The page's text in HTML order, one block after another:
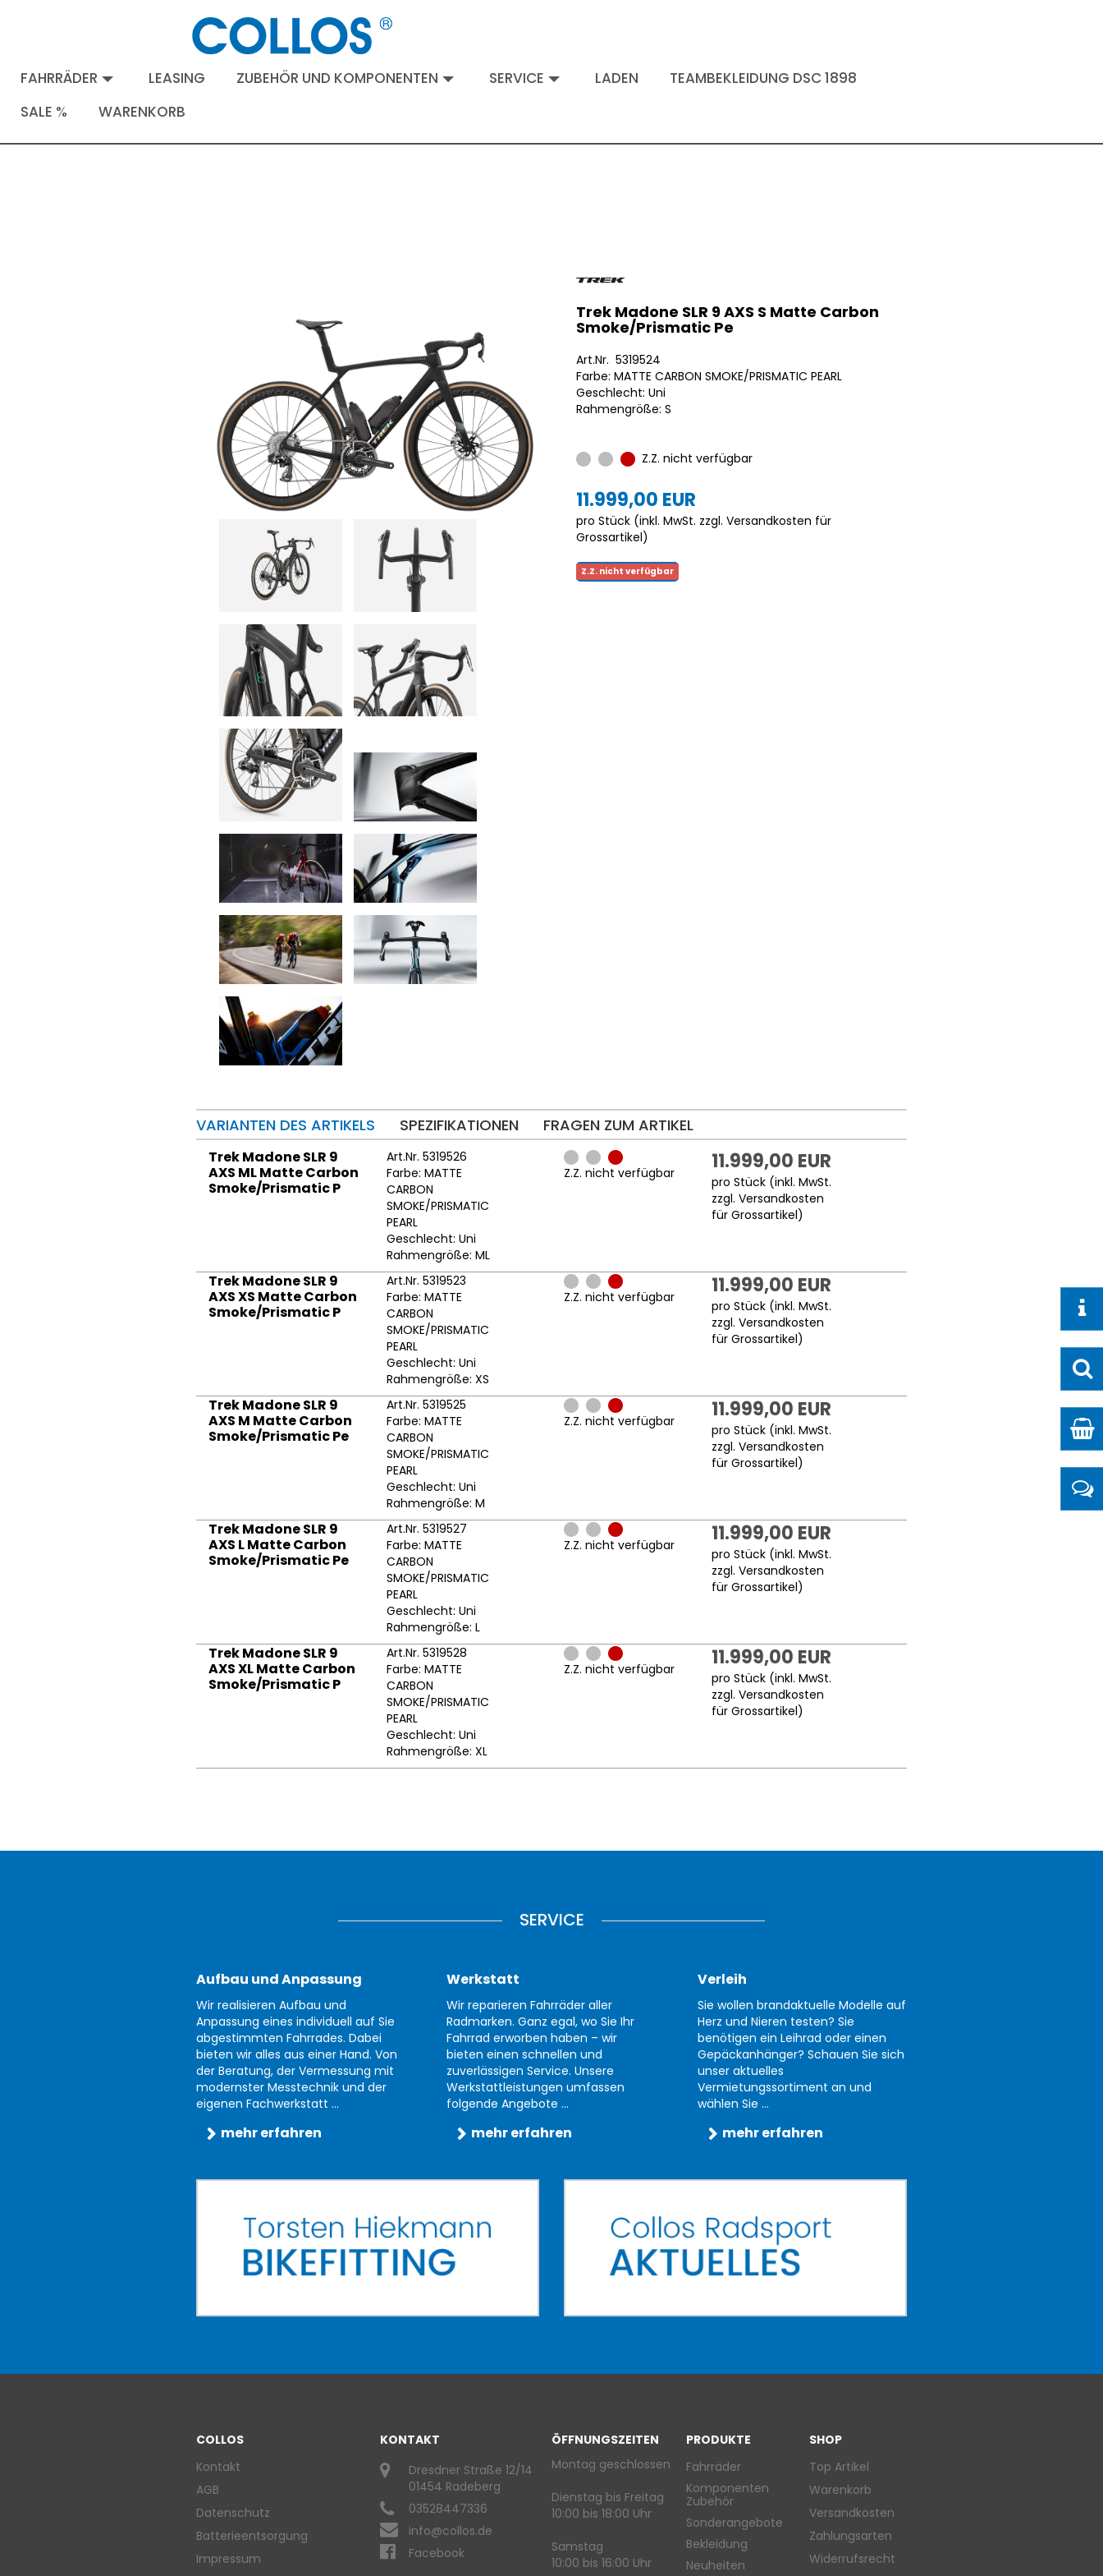
FAHRRÄDER LEASING ZUBEHÖR UND KOMPONENTEN SERVICE LADEN
TEAMBEKLEIDUNG DSC 1898
SALE %
WARENKORB
Trek Madone SLR 9 AXS S Matte Carbon
Smoke/Prismatic Pe
Art.Nr. 5319524
Farbe: MATTE CARBON SMOKE/PRISMATIC PEARL
Geschlecht: Uni
Rahmengröße: S
Z.Z. nicht verfügbar
11.999,00 EUR
pro Stück (inkl. MwSt. zzgl. Versandkosten für
Grossartikel)
Z.Z. nicht verfügbar
VARIANTEN DES ARTIKELS SPEZIFIKATIONEN FRAGEN ZUM ARTIKEL
Trek Madone SLR 9
AXS ML Matte Carbon
Smoke/Prismatic P
Art.Nr. 5319526
Farbe: MATTE
CARBON
SMOKE/PRISMATIC
PEARL
Geschlecht: Uni
Rahmengröße: ML
Z.Z. nicht verfügbar 11.999,00 EUR
pro Stück (inkl. MwSt.
zzgl.Versandkosten
für Grossartikel)
Trek Madone SLR 9
AXS XS Matte Carbon
Smoke/Prismatic P
Art.Nr. 5319523
Farbe: MATTE
CARBON
SMOKE/PRISMATIC
PEARL
Geschlecht: Uni
Rahmengröße: XS
Z.Z. nicht verfügbar 11.999,00 EUR
pro Stück (inkl. MwSt.
zzgl.Versandkosten
für Grossartikel)
Trek Madone SLR 9
AXS M Matte Carbon
Smoke/Prismatic Pe
Art.Nr. 5319525
Farbe: MATTE
CARBON
SMOKE/PRISMATIC
PEARL
Geschlecht: Uni
Rahmengröße: M
Z.Z. nicht verfügbar 11.999,00 EUR
pro Stück (inkl. MwSt.
zzgl.Versandkosten
für Grossartikel)
Trek Madone SLR 9
AXS L Matte Carbon
Smoke/Prismatic Pe
Art.Nr. 5319527
Farbe: MATTE
CARBON
SMOKE/PRISMATIC
PEARL
Geschlecht: Uni
Rahmengröße: L
Z.Z. nicht verfügbar 11.999,00 EUR
pro Stück (inkl. MwSt.
zzgl.Versandkosten
für Grossartikel)
Trek Madone SLR 9
AXS XL Matte Carbon
Smoke/Prismatic P
Art.Nr. 5319528
Farbe: MATTE
CARBON
SMOKE/PRISMATIC
PEARL
Geschlecht: Uni
Rahmengröße: XL
Z.Z. nicht verfügbar 11.999,00 EUR
pro Stück (inkl. MwSt.
zzgl.Versandkosten
für Grossartikel)
SERVICE
Aufbau und Anpassung
Wir realisieren Aufbau und
Anpassung eines individuell auf Sie
abgestimmten Fahrrades. Dabei
bieten wir alles aus einer Hand. Von
der Beratung, der Vermessung mit
modernster Messtechnik und der
eigenen Fachwerkstatt ...
mehr erfahren
Werkstatt
Wir reparieren Fahrräder aller
Radmarken. Ganz egal, wo Sie Ihr
Fahrrad erworben haben – wir
bieten einen schnellen und
zuverlässigen Service. Unsere
Werkstattleistungen umfassen
folgende Angebote ...
mehr erfahren
Verleih
Sie wollen brandaktuelle Modelle auf
Herz und Nieren testen? Sie
benötigen ein Leihrad oder einen
Gepäckanhänger? Schauen Sie sich
unser aktuelles
Vermietungssortiment an und
wählen Sie ...
mehr erfahren
COLLOS
Kontakt
AGB
Datenschutz
Batterieentsorgung
Impressum
KONTAKT
Dresdner Straße 12/14
01454 Radeberg
03528447336
info@collos.de
Facebook
ÖFFNUNGSZEITEN
Montag geschlossen
Dienstag bis Freitag
10:00 bis 18:00 Uhr
Samstag
10:00 bis 16:00 Uhr
PRODUKTE
Fahrräder
Komponenten
Zubehör
Sonderangebote
Bekleidung
Neuheiten
SHOP
Top Artikel
Warenkorb
Versandkosten
Zahlungsarten
Widerrufsrecht